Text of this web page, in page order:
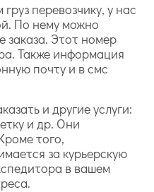
перевозчику, у нас
По нему можно
заказа. Этот номер
Также информация
почту и в смс
и другие услуги:
и др. Они
того,
за курьерскую
в вашем